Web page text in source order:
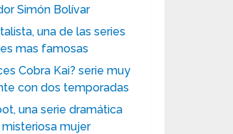
Simón Bolívar
una de las series
mas famosas
Cobra Kai? serie muy
con dos temporadas
una serie dramática
mujer